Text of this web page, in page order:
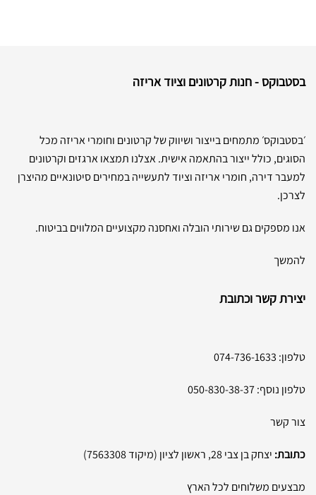
בסטבוקס - חנות קרטונים וציוד אריזה
׳בסטבוקס׳ מתמחים בייצור ושיווק של קרטונים וחומרי אריזה מכל
הסוגים, כולל ייצור בהתאמה אישית. אצלנו תמצאו ארגזים וקרטונים
למעבר דירה, חומרי אריזה וציוד לתעשייה במחירים סיטונאיים מהיצרן
לצרכן.
אנו מספקים גם שירותי הובלה ואחסנה מקצועיים המלווים בביטוח.
להמשך
יצירת קשר וכתובת
טלפון: 074-736-1633
טלפון נוסף:050-830-38-37
צור קשר
כתובת: יצחק בן צבי 28, ראשון לציון (מיקוד 7563308)
מבצעים משלוחים לכל הארץ